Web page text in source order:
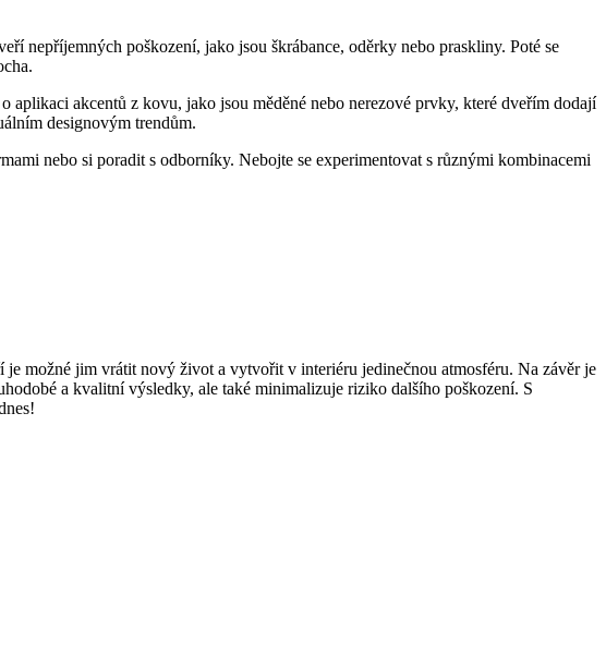
nepříjemných poškození, jako jsou škrábance, oděrky nebo praskliny. Poté se
akcentů z kovu, jako jsou měděné nebo nerezové prvky, které dveřím dodají
designovým trendům.
nebo si poradit s odborníky. Nebojte se experimentovat s různými kombinacemi
možné jim vrátit nový život a vytvořit v interiéru jedinečnou atmosféru. Na závěr je
a kvalitní výsledky, ale také minimalizuje riziko dalšího poškození. S